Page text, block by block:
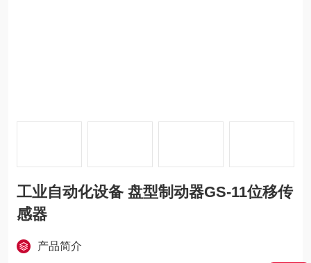
工业自动化设备 盘型制动器GS-11位移传
感器
产品简介